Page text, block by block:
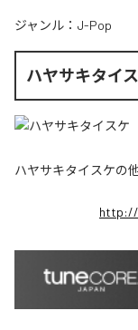
ジャンル： J-Pop
ハヤサキタイ
ハヤサキタイスケの
http://